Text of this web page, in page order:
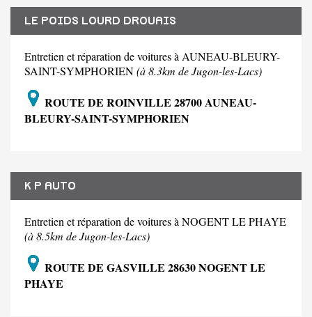
LE POIDS LOURD DROUAIS
Entretien et réparation de voitures à AUNEAU-BLEURY-
SAINT-SYMPHORIEN(à 8.3km de Jugon-les-Lacs)
ROUTE DE ROINVILLE 28700 AUNEAU-
BLEURY-SAINT-SYMPHORIEN
K P AUTO
Entretien et réparation de voitures à NOGENT LE PHAYE
(à 8.5km de Jugon-les-Lacs)
ROUTE DE GASVILLE 28630 NOGENT LE
PHAYE